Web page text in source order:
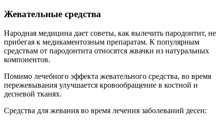
Жевательные средства
Народная медицина дает советы, как вылечить пародонтит, не
прибегая к медикаментозным препаратам. К популярным
средствам от пародонтита относятся жвачки из натуральных
компонентов.
Помимо лечебного эффекта жевательного средства, во время
пережевывания улучшается кровообращение в костной и
десневой тканях.
Средства для жевания во время лечения заболеваний десен: